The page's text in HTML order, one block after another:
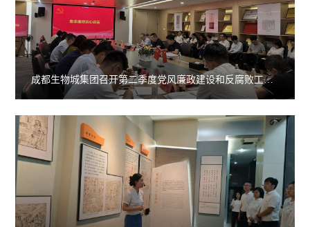
成都生物城集团召开第二季度党风廉政建设和反腐败工作